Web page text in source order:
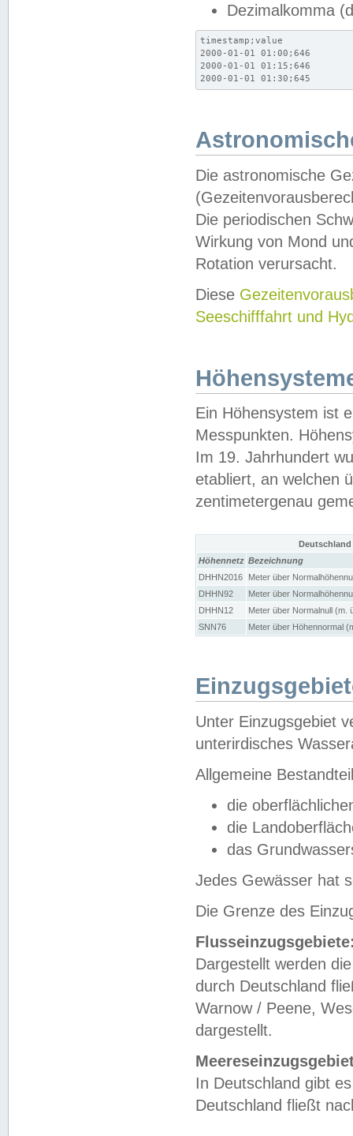
Dezimalkomma
timestamp;value
2000-01-01 01:00;646
2000-01-01 01:15;646
2000-01-01 01:30;645
Die astronomische
Die periodischen
Wirkung von Mond
Rotation verursacht.
Diese
Seeschifffahrt und
Ein Höhensystem ist
Messpunkten.
Im 19. Jahrhundert
etabliert, an welchen
zentimetergenau
Höhennetz Bezeichnung
DHHN2016
Meter über
DHHN92
Meter über
DHHN12
Meter über Normalnull (m.
SNN76
Meter über Höhennormal
Unter Einzugsgebiet
unterirdisches
Allgemeine
die
die
das
Jedes Gewässer hat
Die Grenze des
Dargestellt werden
durch Deutschland
Warnow / Peene,
dargestellt.
In Deutschland gibt
Deutschland fließt